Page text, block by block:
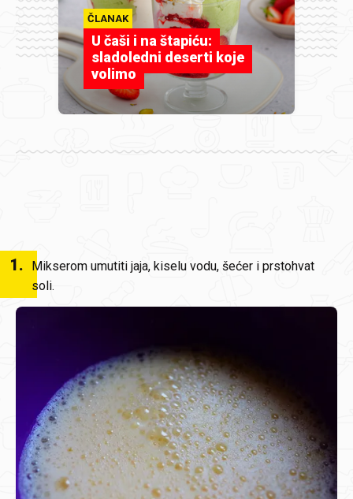
ČLANAK
U čaši i na štapiću:
sladoledni deserti koje
volimo
1.
Mikserom umutiti jaja, kiselu vodu, šećer i prstohvat
soli.